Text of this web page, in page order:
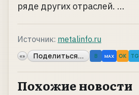
ряде других отраслей. ...
Источник: metalinfo.ru
«» Поделиться... B MAX OK TG
Похожие новости